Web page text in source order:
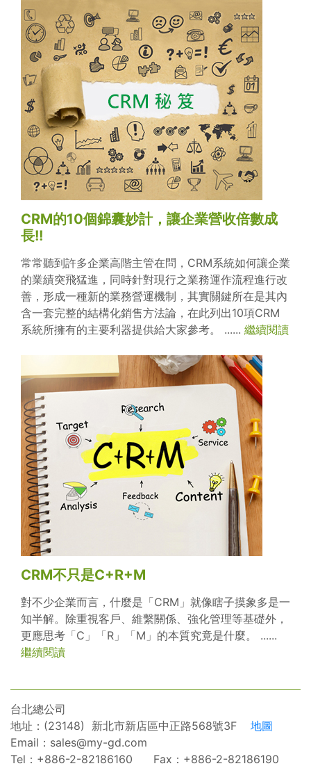
CRM的10個錦囊妙計，讓企業營收倍數成
長!!
常常聽到許多企業高階主管在問，CRM系統如何讓企業
的業績突飛猛進，同時針對現行之業務運作流程進行改
善，形成一種新的業務營運機制，其實關鍵所在是其內
含一套完整的結構化銷售方法論，在此列出10項CRM
系統所擁有的主要利器提供給大家參考。 ...... 繼續閱讀
CRM不只是C+R+M
對不少企業而言，什麼是「CRM」就像瞎子摸象多是一
知半解。除重視客戶、維繫關係、強化管理等基礎外，
更應思考「C」「R」「M」的本質究竟是什麼。 ......
繼續閱讀
台北總公司
地址：(23148) 新北市新店區中正路568號3F 地圖
Email： sales@my-gd.com
Tel：+886-2-82186160 Fax：+886-2-82186190